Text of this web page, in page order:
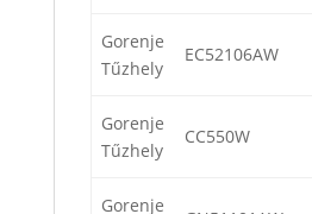
Gorenje
Tűzhely
EC52106AW
Gorenje
Tűzhely
CC550W
Gorenje